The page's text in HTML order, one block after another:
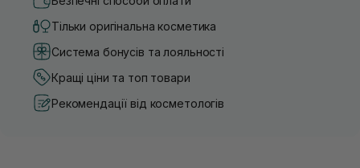
Тільки оригінальна косметика
Система бонусів та лояльності
Кращі ціни та топ товари
Рекомендації від косметологів